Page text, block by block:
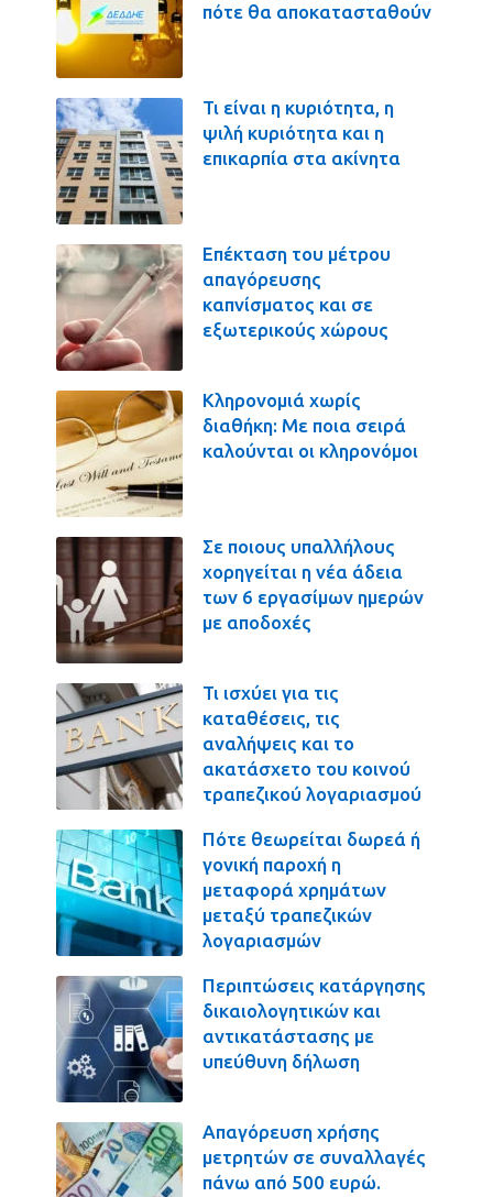
πότε θα αποκατασταθούν
Τι είναι η κυριότητα, η
ψιλή κυριότητα και η
επικαρπία στα ακίνητα
Επέκταση του μέτρου
απαγόρευσης
καπνίσματος και σε
εξωτερικούς χώρους
Κληρονομιά χωρίς
διαθήκη: Με ποια σειρά
καλούνται οι κληρονόμοι
Σε ποιους υπαλλήλους
χορηγείται η νέα άδεια
των 6 εργασίμων ημερών
με αποδοχές
Τι ισχύει για τις
καταθέσεις, τις
αναλήψεις και το
ακατάσχετο του κοινού
τραπεζικού λογαριασμού
Πότε θεωρείται δωρεά ή
γονική παροχή η
μεταφορά χρημάτων
μεταξύ τραπεζικών
λογαριασμών
Περιπτώσεις κατάργησης
δικαιολογητικών και
αντικατάστασης με
υπεύθυνη δήλωση
Απαγόρευση χρήσης
μετρητών σε συναλλαγές
πάνω από 500 ευρώ.